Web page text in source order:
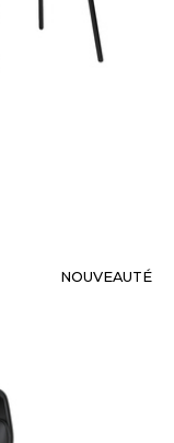
NOUVEAUTÉ